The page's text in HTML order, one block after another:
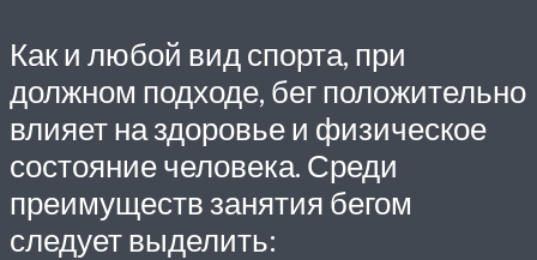
Как и любой вид спорта, при
должном подходе, бег положительно
влияет на здоровье и физическое
состояние человека. Среди
преимуществ занятия бегом
следует выделить: